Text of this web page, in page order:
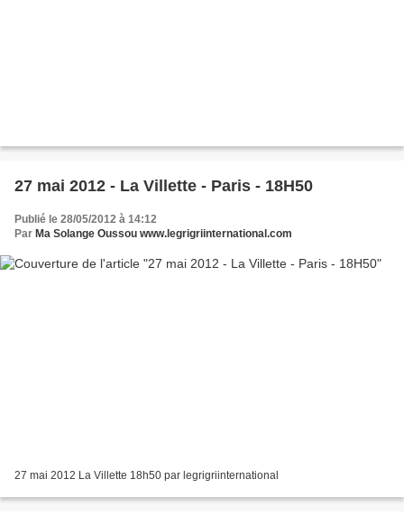
27 mai 2012 - La Villette - Paris - 18H50
Publié le 28/05/2012 à 14:12
Par Ma Solange Oussou www.legrigriinternational.com
27 mai 2012 La Villette 18h50 par legrigriinternational